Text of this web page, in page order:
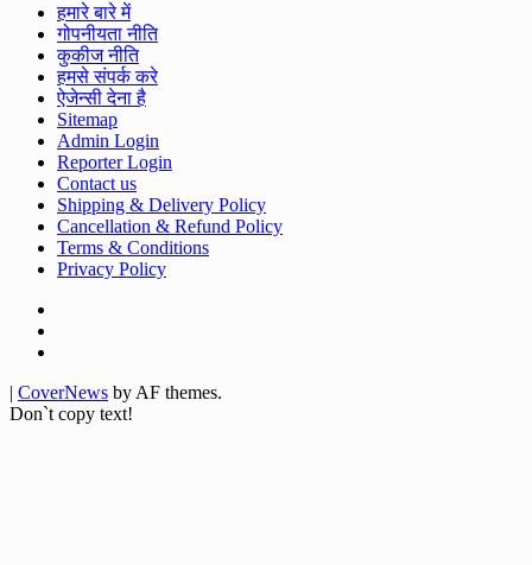
हमारे बारे में
गोपनीयता नीति
कुकीज नीति
हमसे संपर्क करे
ऐजेन्सी देना है
Sitemap
Admin Login
Reporter Login
Contact us
Shipping & Delivery Policy
Cancellation & Refund Policy
Terms & Conditions
Privacy Policy
| CoverNews by AF themes.
Don`t copy text!